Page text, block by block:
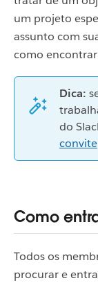
um projeto
assunto com
como
Dica:
do
convite
Como
Todos os
procurar e